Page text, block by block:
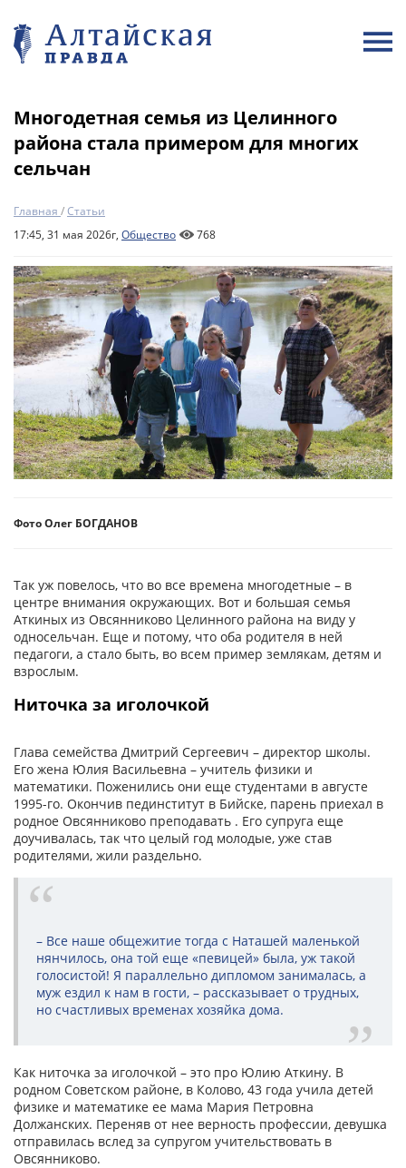
Многодетная семья из Целинного
района стала примером для многих
сельчан
Главная /Статьи
17:45, 31 мая 2026г, Общество 768
Фото Олег БОГДАНОВ
Так уж повелось, что во все времена многодетные – в
центре внимания окружающих. Вот и большая семья
Аткиных из Овсянниково Целинного района на виду у
односельчан. Еще и потому, что оба родителя в ней
педагоги, а стало быть, во всем пример землякам, детям и
взрослым.
Ниточка за иголочкой
Глава семейства Дмитрий Сергеевич – директор школы.
Его жена Юлия Васильевна – учитель физики и
математики. Поженились они еще студентами в августе
1995-го. Окончив пединститут в Бийске, парень приехал в
родное Овсянниково преподавать . Его супруга еще
доучивалась, так что целый год молодые, уже став
родителями, жили раздельно.
– Все наше общежитие тогда с Наташей маленькой
нянчилось, она той еще «певицей» была, уж такой
голосистой! Я параллельно дипломом занималась, а
муж ездил к нам в гости, – рассказывает о трудных,
но счастливых временах хозяйка дома.
Как ниточка за иголочкой – это про Юлию Аткину. В
родном Советском районе, в Колово, 43 года учила детей
физике и математике ее мама Мария Петровна
Должанских. Переняв от нее верность профессии, девушка
отправилась вслед за супругом учительствовать в
Овсянниково.